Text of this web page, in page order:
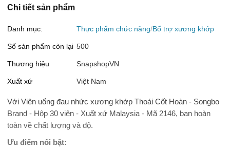
Chi tiết sản phẩm
Danh mục: Thực phẩm chức năng Bổ trợ xương khớp
Số sản phẩm còn lại 500
Thương hiệu SnapshopVN
Xuất xứ Việt Nam
Với Viên uống đau nhức xương khớp Thoái Cốt Hoàn - Songbo
Brand - Hộp 30 viên - Xuất xứ Malaysia - Mã 2146, bạn hoàn
toàn về chất lượng và độ.
Ưu điểm nổi bật: